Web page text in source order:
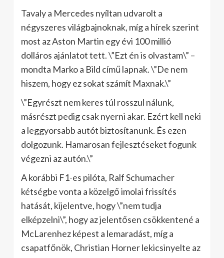
Tavaly a Mercedes nyíltan udvarolt a
négyszeres világbajnoknak, míg a hírek szerint
most az Aston Martin egy évi 100 millió
dolláros ajánlatot tett. \”Ezt én is olvastam\” –
mondta Marko a Bild című lapnak. \”De nem
hiszem, hogy ez sokat számít Maxnak.\”
\”Egyrészt nem keres túl rosszul nálunk,
másrészt pedig csak nyerni akar. Ezért kell neki
a leggyorsabb autót biztosítanunk. És ezen
dolgozunk. Hamarosan fejlesztéseket fogunk
végezni az autón.\”
A korábbi F1-es pilóta, Ralf Schumacher
kétségbe vonta a közelgő imolai frissítés
hatását, kijelentve, hogy \”nem tudja
elképzelni\”, hogy az jelentősen csökkentené a
McLarenhez képest a lemaradást, míg a
csapatfőnök, Christian Horner lekicsinyelte az